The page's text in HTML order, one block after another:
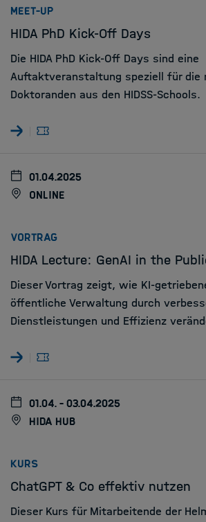
MEET-UP:
HIDA PhD Kick-Off Days
Die HIDA PhD Kick-Off Days sind eine
Auftaktveranstaltung speziell für die
Doktoranden aus den HIDSS-Schools.
01.04.2025
online
VORTRAG:
HIDA Lecture: GenAI in the
Dieser Vortrag zeigt, wie KI-
öffentliche Verwaltung durch
Dienstleistungen und Effizienz
01.04. - 03.04.2025
HIDA Hub
KURS:
ChatGPT & Co effektiv nutzen
Dieser Kurs für Mitarbeitende der